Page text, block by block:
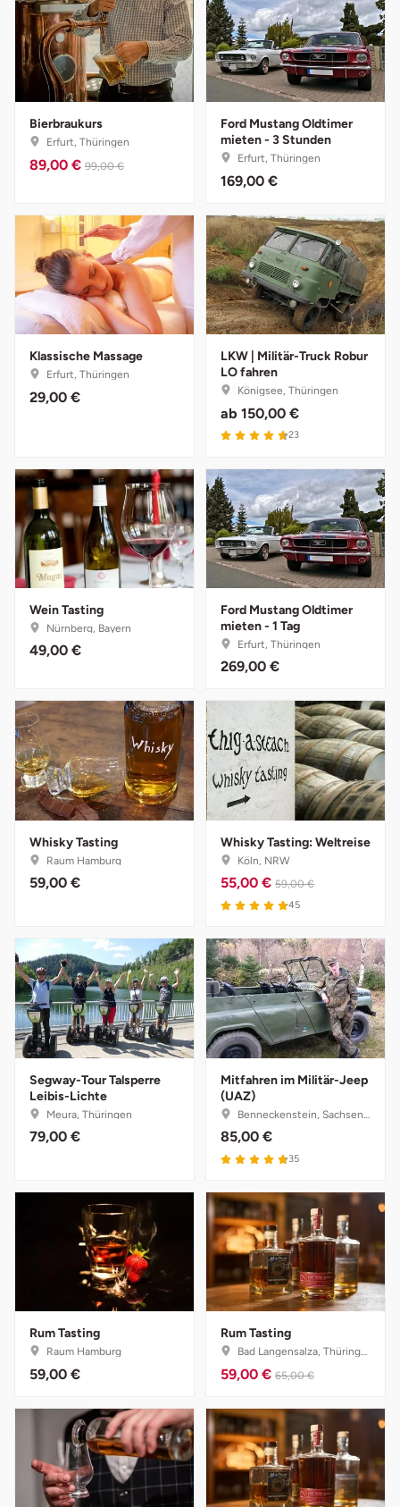
Bierbraukurs
Erfurt, Thüringen
89,00 € 99,00 €
Ford Mustang Oldtimer
mieten - 3 Stunden
Erfurt, Thüringen
169,00 €
Klassische Massage
Erfurt, Thüringen
29,00 €
LKW | Militär-Truck Robur
LO fahren
Königsee, Thüringen
ab 150,00 €
23
Wein Tasting
Nürnberg, Bayern
49,00 €
Ford Mustang Oldtimer
mieten - 1 Tag
Erfurt, Thüringen
269,00 €
Whisky Tasting
Raum Hamburg
59,00 €
Whisky Tasting: Weltreise
Köln, NRW
55,00 € 59,00 €
45
Segway-Tour Talsperre
Leibis-Lichte
Meura, Thüringen
79,00 €
Mitfahren im Militär-Jeep
(UAZ)
Benneckenstein, Sachsen-Anhalt
85,00 €
35
Rum Tasting
Raum Hamburg
59,00 €
Rum Tasting
Bad Langensalza, Thüringen
59,00 € 65,00 €
Saarbrücken
Salzgitter
Schongau
Schwabach
Schwerin
Segeberg
Speyer
Steinburg
Stendal
Stettiner Haff
Stormarn
Straubing
Stuttgart
Sulz am Neckar
Tannheimer Tal
Tegernsee
Teltow-Fläming
Uckermark
Uelzen
Usedom
Villingen Schwenningen
Vorpommern-Greifswald
Vorpommern-Rügen
Weimar
Wertach
Witten